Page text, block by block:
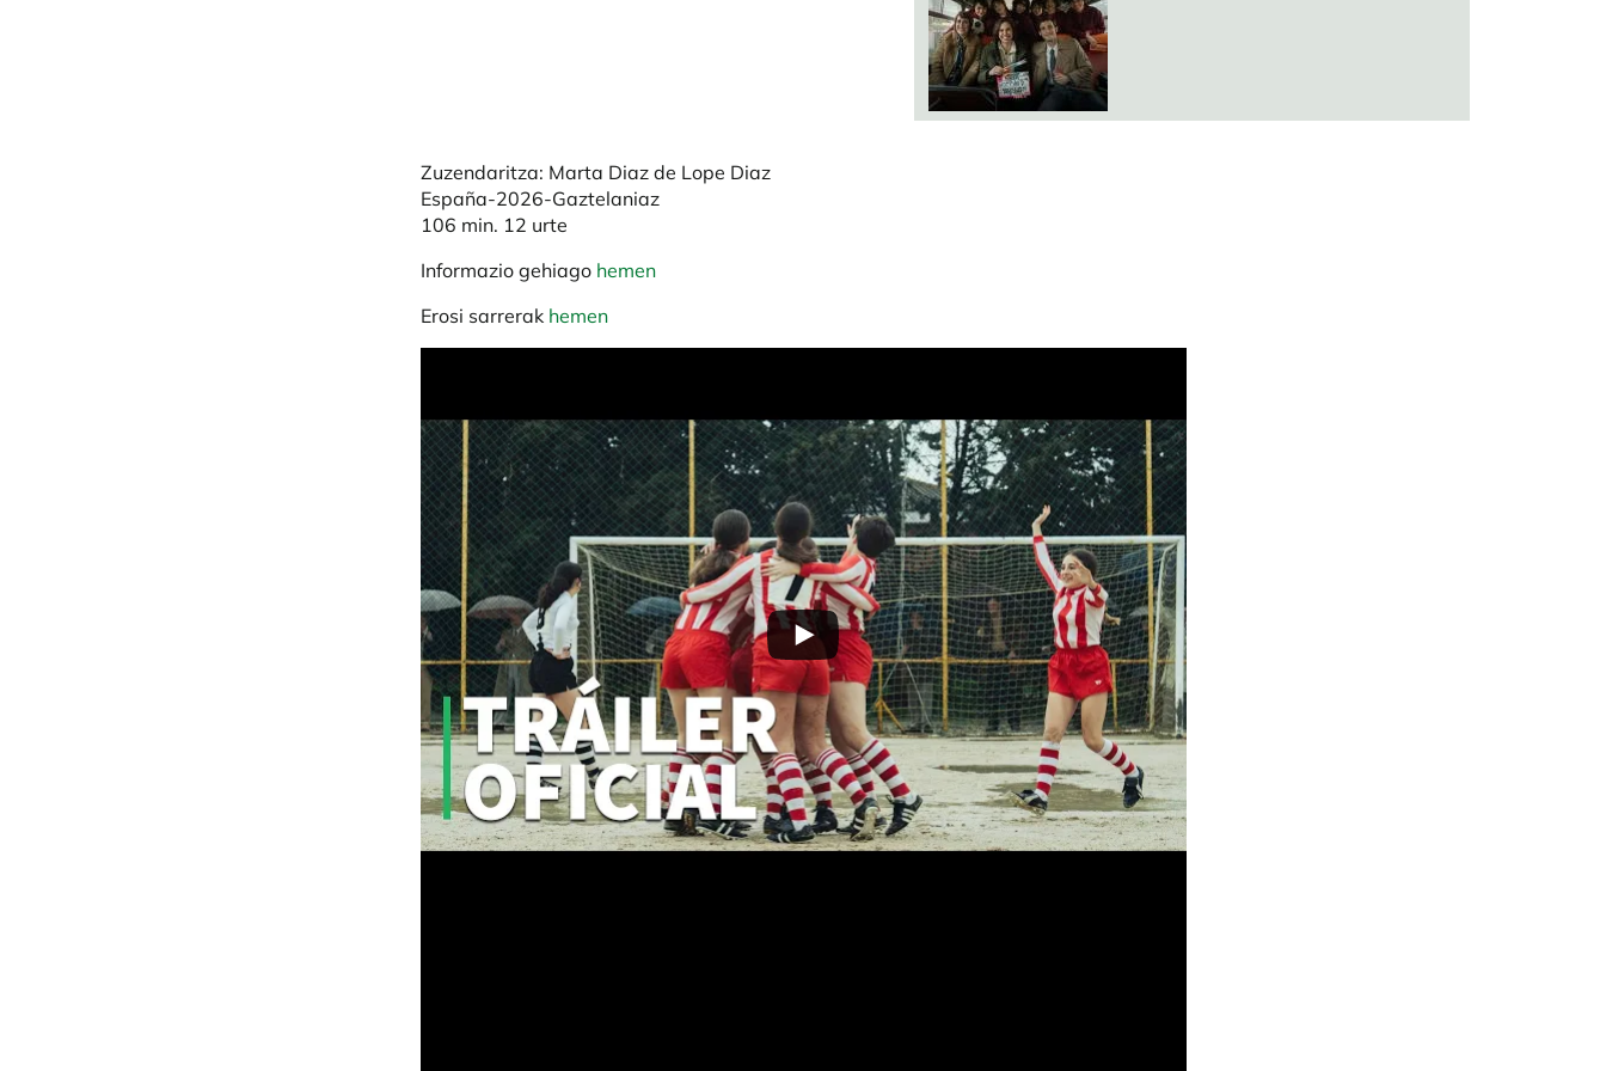
Zuzendaritza: Marta Diaz de Lope Diaz
España-2026-Gaztelaniaz
106 min. 12 urte
Informazio gehiago hemen
Erosi sarrerak hemen